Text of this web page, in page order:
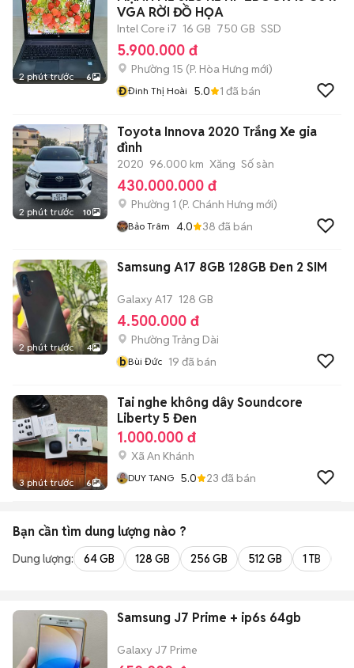
2 phút trước 6
VGA RỜI ĐỒ HỌA
Intel Core i7 16 GB 750 GB SSD
5.900.000 đ
Phường 15 (P. Hòa Hưng mới)
ĐĐinh Thị Hoài 5.0 1 đã bán
2 phút trước 10
Toyota Innova 2020 Trắng Xe gia
đình
2020 96.000 km Xăng Số sàn
430.000.000 đ
Phường 1 (P. Chánh Hưng mới)
Bảo Trâm 4.0 38 đã bán
2 phút trước 4
Samsung A17 8GB 128GB Đen 2 SIM
Galaxy A17 128 GB
4.500.000 đ
Phường Trảng Dài
bBùi Đức 19 đã bán
3 phút trước 6
Tai nghe không dây Soundcore
Liberty 5 Đen
1.000.000 đ
Xã An Khánh
DUY TANG 5.0 23 đã bán
Bạn cần tìm dung lượng nào ?
Dung lượng: 64 GB 128 GB 256 GB 512 GB 1 TB
Samsung J7 Prime + ip6s 64gb
Galaxy J7 Prime